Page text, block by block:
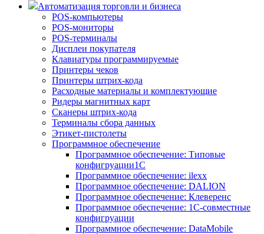
Автоматизация торговли и бизнеса
POS-компьютеры
POS-мониторы
POS-терминалы
Дисплеи покупателя
Клавиатуры программируемые
Принтеры чеков
Принтеры штрих-кода
Расходные материалы и комплектующие
Ридеры магнитных карт
Сканеры штрих-кода
Терминалы сбора данных
Этикет-пистолеты
Программное обеспечение
Программное обеспечение: Типовые
конфигруации1С
Программное обеспечение: ilexx
Программное обеспечение: DALION
Программное обеспечение: Клеверенс
Программное обеспечение: 1С-совместные
конфигруации
Программное обеспечение: DataMobile